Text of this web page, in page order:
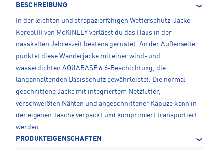
BESCHREIBUNG
In der leichten und strapazierfähigen Wetterschutz-Jacke
Kereol III von McKINLEY verlässt du das Haus in der
nasskalten Jahreszeit bestens gerüstet. An der Außenseite
punktet diese Wanderjacke mit einer wind- und
wasserdichten AQUABASE 6.6-Beschichtung, die
langanhaltenden Basisschutz gewährleistet. Die normal
geschnittene Jacke mit integriertem Netzfutter,
verschweißten Nähten und angeschnittener Kapuze kann in
der eigenen Tasche verpackt und komprimiert transportiert
werden.
PRODUKTEIGENSCHAFTEN